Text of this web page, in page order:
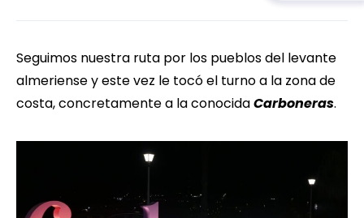
Seguimos nuestra ruta por los pueblos del levante
almeriense y este vez le tocó el turno a la zona de
costa, concretamente a la conocidaCarboneras.